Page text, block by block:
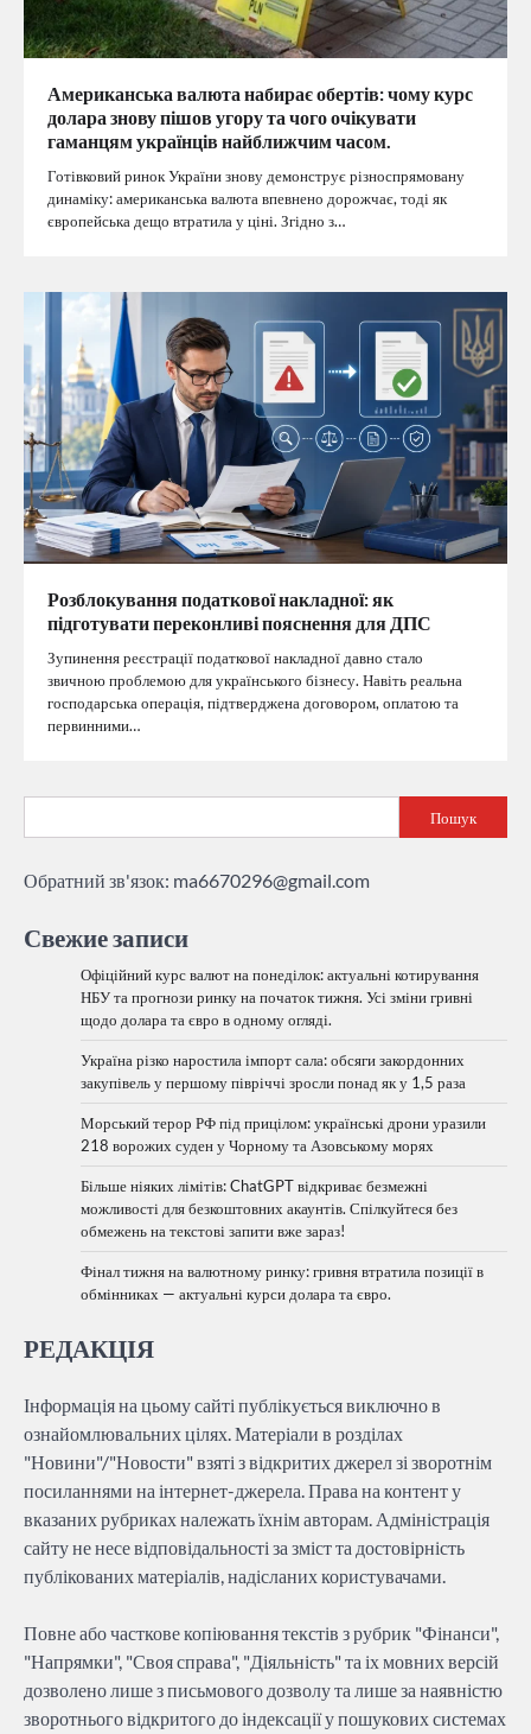
Американська валюта набирає обертів: чому курс
долара знову пішов угору та чого очікувати
гаманцям українців найближчим часом.
Готівковий ринок України знову демонструє різноспрямовану
динаміку: американська валюта впевнено дорожчає, тоді як
європейська дещо втратила у ціні. Згідно з…
Розблокування податкової накладної: як
підготувати переконливі пояснення для ДПС
Зупинення реєстрації податкової накладної давно стало
звичною проблемою для українського бізнесу. Навіть реальна
господарська операція, підтверджена договором, оплатою та
первинними…
Пошук
Обратний зв'язок: ma6670296@gmail.com
Свежие записи
Офіційний курс валют на понеділок: актуальні котирування
НБУ та прогнози ринку на початок тижня. Усі зміни гривні
щодо долара та євро в одному огляді.
Україна різко наростила імпорт сала: обсяги закордонних
закупівель у першому півріччі зросли понад як у 1,5 раза
Морський терор РФ під прицілом: українські дрони уразили
218 ворожих суден у Чорному та Азовському морях
Більше ніяких лімітів: ChatGPT відкриває безмежні
можливості для безкоштовних акаунтів. Спілкуйтеся без
обмежень на текстові запити вже зараз!
Фінал тижня на валютному ринку: гривня втратила позиції в
обмінниках — актуальні курси долара та євро.
РЕДАКЦІЯ
Інформація на цьому сайті публікується виключно в
ознайомлювальних цілях. Матеріали в розділах
"Новини"/"Новости" взяті з відкритих джерел зі зворотнім
посиланнями на інтернет-джерела. Права на контент у
вказаних рубриках належать їхнім авторам. Адміністрація
сайту не несе відповідальності за зміст та достовірність
публікованих матеріалів, надісланих користувачами.
Повне або часткове копіювання текстів з рубрик "Фінанси",
"Напрямки", "Своя справа", "Діяльність" та іх мовних версій
дозволено лише з письмового дозволу та лише за наявністю
зворотнього відкритого до індексації у пошукових системах